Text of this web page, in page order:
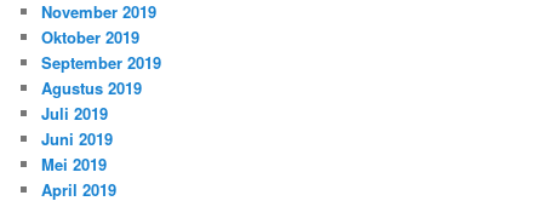
November 2019
Oktober 2019
September 2019
Agustus 2019
Juli 2019
Juni 2019
Mei 2019
April 2019